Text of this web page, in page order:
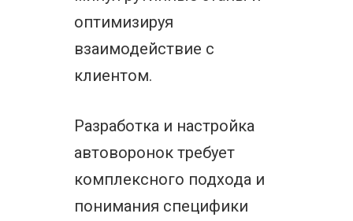
оптимизируя
взаимодействие с
клиентом.
Разработка и настройка
автоворонок требует
комплексного подхода и
понимания специфики